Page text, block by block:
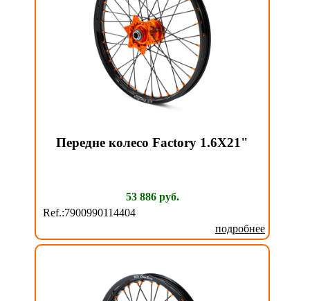
Передне колесо Factory 1.6X21"
53 886 руб.
Ref.:7900990114404
подробнее